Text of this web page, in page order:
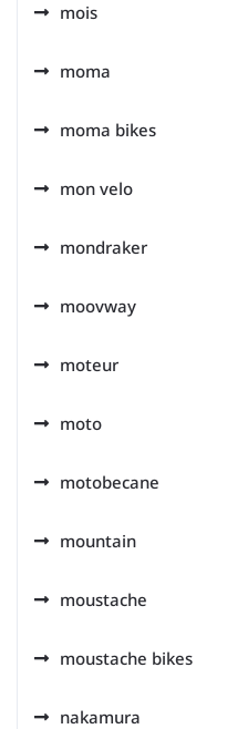
mois
moma
moma bikes
mon velo
mondraker
moovway
moteur
moto
motobecane
mountain
moustache
moustache bikes
nakamura